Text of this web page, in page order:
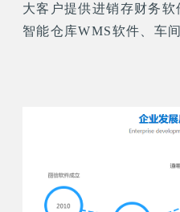
大客户提供进销存财务软
智能仓库WMS软件、车